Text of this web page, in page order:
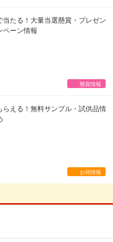
当たる！大量当選懸賞・プレゼン
ペーン情報
懸賞情報
らえる！無料サンプル・試供品情
お得情報